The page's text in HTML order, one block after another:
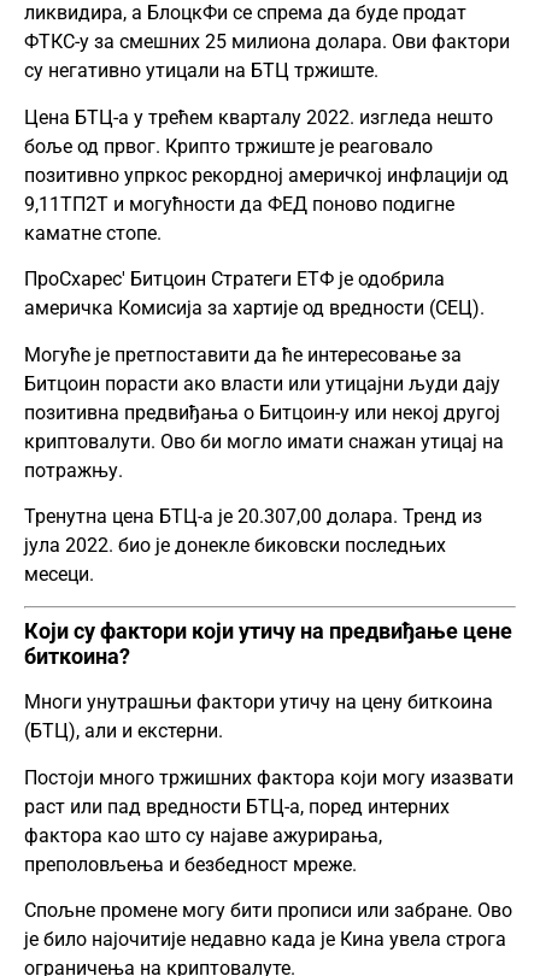
ликвидира, а БлоцкФи се спрема да буде продат
ФТКС-у за смешних 25 милиона долара. Ови фактори
су негативно утицали на БТЦ тржиште.
Цена БТЦ-а у трећем кварталу 2022. изгледа нешто
боље од првог. Крипто тржиште је реаговало
позитивно упркос рекордној америчкој инфлацији од
9,11ТП2Т и могућности да ФЕД поново подигне
каматне стопе.
ПроСхарес' Битцоин Стратеги ЕТФ је одобрила
америчка Комисија за хартије од вредности (СЕЦ).
Могуће је претпоставити да ће интересовање за
Битцоин порасти ако власти или утицајни људи дају
позитивна предвиђања о Битцоин-у или некој другој
криптовалути. Ово би могло имати снажан утицај на
потражњу.
Тренутна цена БТЦ-а је 20.307,00 долара. Тренд из
јула 2022. био је донекле биковски последњих
месеци.
Који су фактори који утичу на предвиђање цене
биткоина?
Многи унутрашњи фактори утичу на цену биткоина
(БТЦ), али и екстерни.
Постоји много тржишних фактора који могу изазвати
раст или пад вредности БТЦ-а, поред интерних
фактора као што су најаве ажурирања,
преполовљења и безбедност мреже.
Спољне промене могу бити прописи или забране. Ово
је било најочитије недавно када је Кина увела строга
ограничења на криптовалуте.